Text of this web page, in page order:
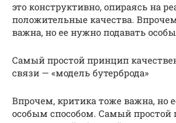
это конструктивно, опираясь на
положительные качества.
важна, но ее нужно подавать
Самый простой принцип
связи — «модель бутерброда»
Впрочем, критика тоже важна, но
особым способом. Самый простой